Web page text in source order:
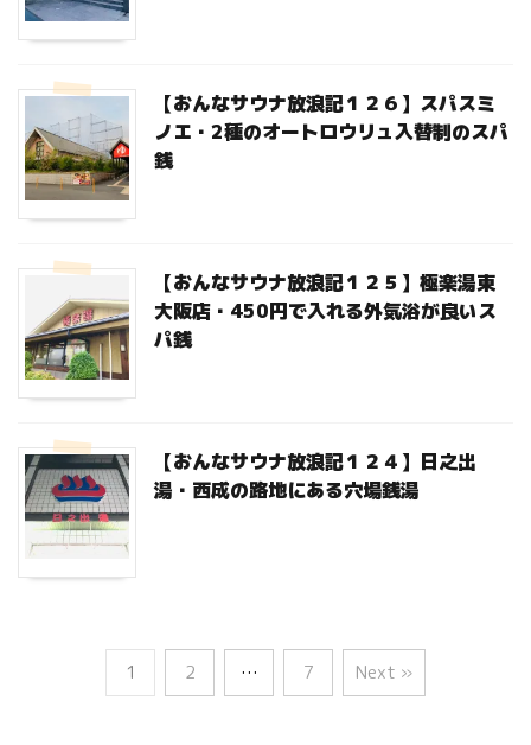
【おんなサウナ放浪記１２６】スパスミ
ノエ・2種のオートロウリュ入替制のスパ
銭
【おんなサウナ放浪記１２５】極楽湯東
大阪店・450円で入れる外気浴が良いス
パ銭
【おんなサウナ放浪記１２４】日之出
湯・西成の路地にある穴場銭湯
1 2 … 7 Next »